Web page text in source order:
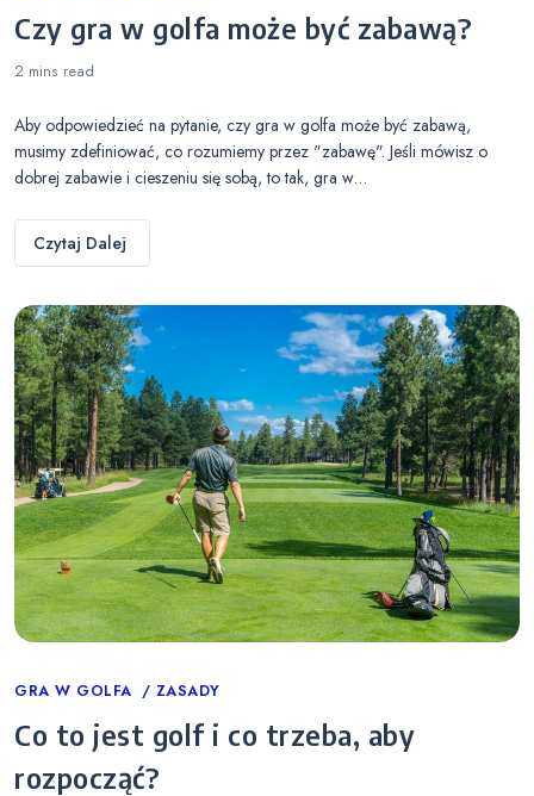
Czy gra w golfa może być zabawą?
2 mins read
Aby odpowiedzieć na pytanie, czy gra w golfa może być zabawą,
musimy zdefiniować, co rozumiemy przez "zabawę". Jeśli mówisz o
dobrej zabawie i cieszeniu się sobą, to tak, gra w…
Czytaj Dalej
Categories
GRA W GOLFA ZASADY
Co to jest golf i co trzeba, aby
rozpocząć?